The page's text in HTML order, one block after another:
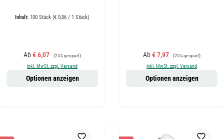
Inhalt: 100 Stück (€ 0,06 / 1 Stück)
Verkaufspreis:
Ab€ 6,07 Regulärer Preis:
(25% gespart)
inkl. MwSt. zzgl. Versand
Optionen anzeigen
Verkaufspreis:
Ab€ 7,97 Regulärer Preis:
(25% gespart)
inkl. MwSt. zzgl. Versand
Optionen anzeigen